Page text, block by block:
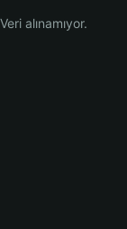
Veri alınamıyor.